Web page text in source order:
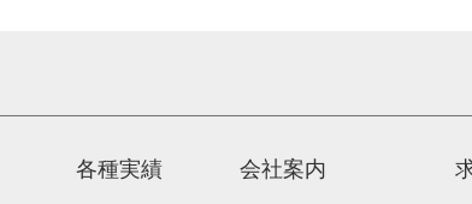
各種実績 会社案内